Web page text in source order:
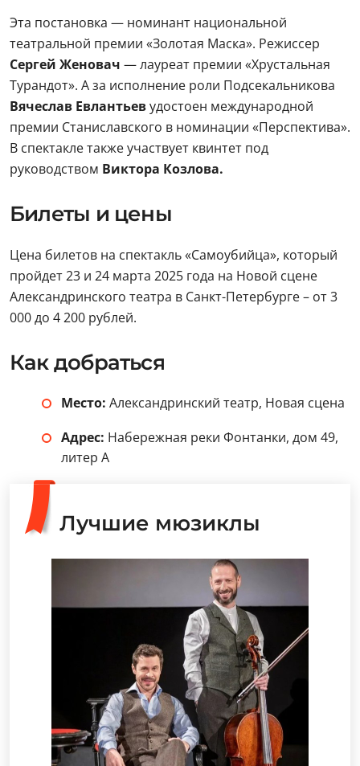
Эта постановка — номинант национальной
театральной премии «Золотая Маска». Режиссер
Сергей Женовач — лауреат премии «Хрустальная
Турандот». А за исполнение роли Подсекальникова
Вячеслав Евлантьевудостоен международной
премии Станиславского в номинации «Перспектива».
В спектакле также участвует квинтет под
руководством Виктора Козлова.
Билеты и цены
Цена билетов на спектакль «Самоубийца», который
пройдет 23 и 24 марта 2025 года на Новой сцене
Александринского театра в Санкт-Петербурге – от 3
000 до 4 200 рублей.
Как добраться
Место: Александринский театр, Новая сцена
Адрес: Набережная реки Фонтанки, дом 49,
литер А
Лучшие мюзиклы